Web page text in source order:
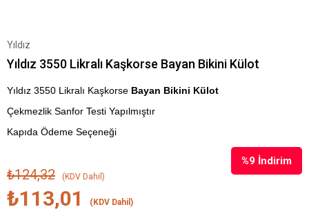
Yıldız
Yıldız 3550 Likralı Kaşkorse Bayan Bikini Külot
Yıldız 3550 Likralı Kaşkorse Bayan Bikini Külot
Çekmezlik Sanfor Testi Yapılmıştır
Kapıda Ödeme Seçeneği
%9 İndirim
₺124,32 (KDV Dahil)
₺113,01 (KDV Dahil)